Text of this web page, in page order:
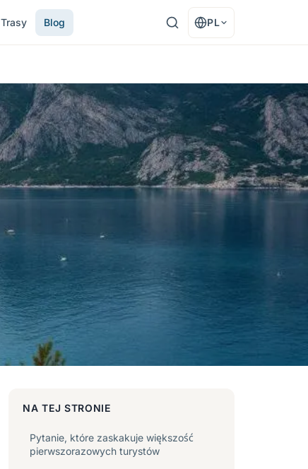
Trasy Blog PL
NA TEJ STRONIE
Pytanie, które zaskakuje większość
pierwszorazowych turystów